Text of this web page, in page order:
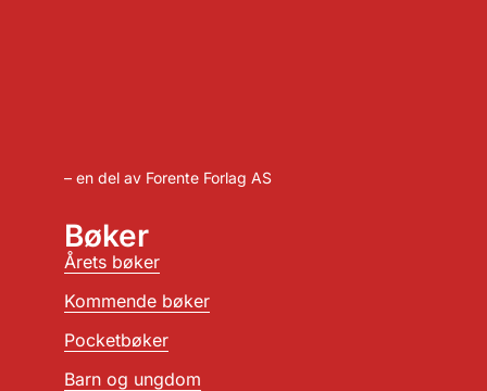
– en del av Forente Forlag AS
Bøker
Årets bøker
Kommende bøker
Pocketbøker
Barn og ungdom